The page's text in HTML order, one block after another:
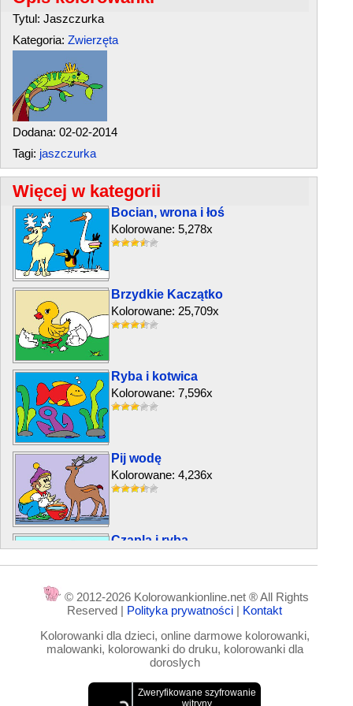
Tytul: Jaszczurka
Kategoria: Zwierzęta
Dodana: 02-02-2014
Tagi: jaszczurka
Więcej w kategorii
Bocian, wrona i łoś
Kolorowane: 5,278x
Brzydkie Kaczątko
Kolorowane: 25,709x
Ryba i kotwica
Kolorowane: 7,596x
Pij wodę
Kolorowane: 4,236x
Czapla i ryba
Kolorowane: 5,267x
© 2012-2026 Kolorowankionline.net ® All Rights
Reserved | Polityka prywatności | Kontakt
Kolorowanki dla dzieci, online darmowe kolorowanki,
malowanki, kolorowanki do druku, kolorowanki dla
doroslych